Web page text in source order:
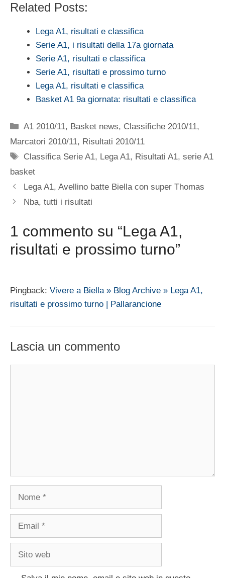
Related Posts:
Lega A1, risultati e classifica
Serie A1, i risultati della 17a giornata
Serie A1, risultati e classifica
Serie A1, risultati e prossimo turno
Lega A1, risultati e classifica
Basket A1 9a giornata: risultati e classifica
Categorie
A1 2010/11, Basket news, Classifiche 2010/11,
Marcatori 2010/11, Risultati 2010/11
Tag
Classifica Serie A1, Lega A1, Risultati A1,serie A1
basket
Lega A1, Avellino batte Biella con super Thomas
Nba, tutti i risultati
1 commento su “Lega A1,
risultati e prossimo turno”
Pingback: Vivere a Biella » Blog Archive » Lega A1,
risultati e prossimo turno | Pallarancione
Lascia un commento